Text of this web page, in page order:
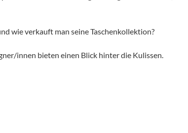
wie verkauft man seine Taschenkollektion?
innen bieten einen Blick hinter die Kulissen.